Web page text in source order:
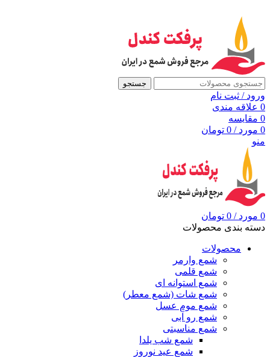
جستجو
ورود / ثبت نام
0 علاقه مندی
0 مقايسه
0 مورد /
0 تومان
منو
0 مورد /
0 تومان
دسته بندی محصولات
محصولات
شمع وارمر
شمع قلمی
شمع استوانه ای
شمع شات (شمع معطر)
شمع موم عسل
شمع رو آبی
شمع مناسبتی
شمع شب یلدا
شمع عید نوروز